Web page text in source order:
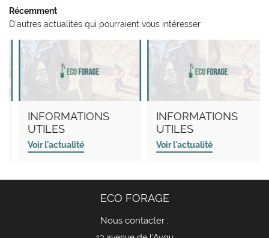
Récemment
D'autres actualités qui pourraient vous intéresser
INFORMATIONS
UTILES
Voir l'actualité
INFORMATIONS
UTILES
Voir l'actualité
ECO FORAGE
Nous contacter :